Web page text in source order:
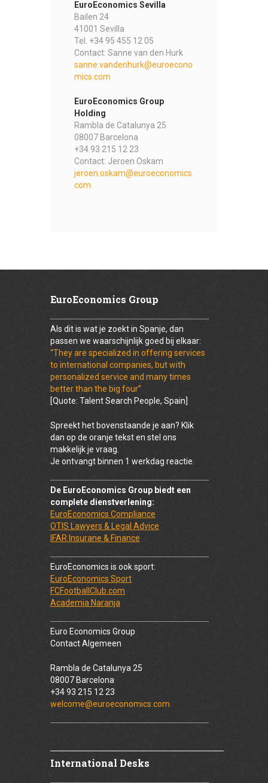
EuroEconomics Sevilla
Bailen 24
41001 Sevilla
Tel. +34 95 455 12 05
Contact: Sanne van den Hurk
sanne.vandenhurk@euroecono
mics.com
EuroEconomics Group
Holding
Rambla de Catalunya 25
08007 Barcelona
+34 93 215 12 23
Contact: Jeroen Oskam
jeroen.oskam@euroeconomics.
com
EuroEconomics Group
Als dit is wat je zoekt in Spanje, dan
passen we waarschijnlijk goed bij elkaar:
“They are specialized in offering services
to international companies, but with
personalized service and many times
better than the big four”
[Quote: Talent Search People, Spain]
Spreekt het bovenstaande je aan? Klik
dan op de oranje tekst en stel ons
makkelijk je vraag.
Je ontvangt binnen 1 werkdag reactie.
De EuroEconomics Group biedt een
complete dienstverlening:
EuroEconomics Compliance
OTIS Lawyers & Legal Advice
IFAR Insurane & Finance
EuroEconomics is ook sport:
EuroEconomics Sport
FCFootballClub.com
Academia Naranja
Euro Economics Group
Contact Algemeen
Rambla de Catalunya 25
08007 Barcelona
+34 93 215 12 23
welcome@euroeconomics.com
International Desks